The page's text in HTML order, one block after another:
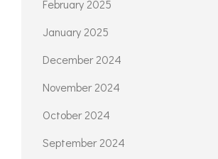
February 2025
January 2025
December 2024
November 2024
October 2024
September 2024